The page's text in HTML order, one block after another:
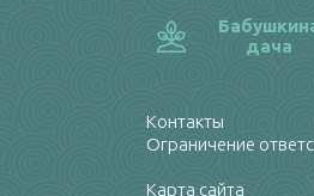
дача
Контакты
Ограничение
Карта сайта